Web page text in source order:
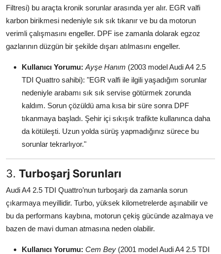
Filtresi) bu araçta kronik sorunlar arasında yer alır. EGR valfi
karbon birikmesi nedeniyle sık sık tıkanır ve bu da motorun
verimli çalışmasını engeller. DPF ise zamanla dolarak egzoz
gazlarının düzgün bir şekilde dışarı atılmasını engeller.
Kullanıcı Yorumu: Ayşe Hanım (2003 model Audi A4 2.5
TDI Quattro sahibi): "EGR valfi ile ilgili yaşadığım sorunlar
nedeniyle arabamı sık sık servise götürmek zorunda
kaldım. Sorun çözüldü ama kısa bir süre sonra DPF
tıkanmaya başladı. Şehir içi sıkışık trafikte kullanınca daha
da kötüleşti. Uzun yolda sürüş yapmadığınız sürece bu
sorunlar tekrarlıyor."
3. Turboşarj Sorunları
Audi A4 2.5 TDI Quattro’nun turboşarjı da zamanla sorun
çıkarmaya meyillidir. Turbo, yüksek kilometrelerde aşınabilir ve
bu da performans kaybına, motorun çekiş gücünde azalmaya ve
bazen de mavi duman atmasına neden olabilir.
Kullanıcı Yorumu: Cem Bey (2001 model Audi A4 2.5 TDI